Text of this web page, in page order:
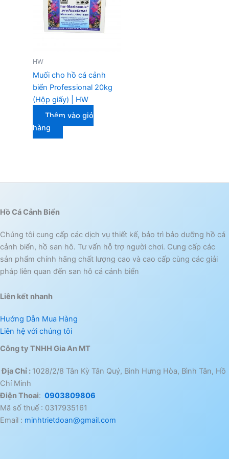
HW
Muối cho hồ cá cảnh
biển Professional 20kg
(Hộp giấy) | HW
Thêm vào giỏ
hàng
Hồ Cá Cảnh Biển
Chúng tôi cung cấp các dịch vụ thiết kế, bảo trì bảo dưỡng hồ cá
cảnh biển, hồ san hô. Tư vấn hỗ trợ người chơi. Cung cấp các
sản phẩm chính hãng chất lượng cao và cao cấp cùng các giải
pháp liên quan đến san hô cá cảnh biển
Liên kết nhanh
Hướng Dẫn Mua Hàng
Liên hệ với chúng tôi
Công ty TNHH Gia An MT
Địa Chỉ : 1028/2/8 Tân Kỳ Tân Quý, Bình Hưng Hòa, Bình Tân, Hồ
Chí Minh
Điện Thoai: 0903809806
Mã số thuế : 0317935161
Email : minhtrietdoan@gmail.com